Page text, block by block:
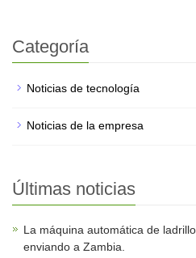
Categoría
Noticias de tecnología
Noticias de la empresa
Últimas noticias
La máquina automática de
enviando a Zambia.